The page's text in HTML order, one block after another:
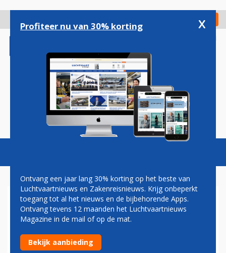
gaan
Check in
Magazine Podcasts Vacatures
VISTARA START
SAMENWERKING MET AIR
FRANCE-KLM IN INDIA
Profiteer nu van 30% korting x
Ontvang een jaar lang 30% korting op het beste van
Luchtvaartnieuws en Zakenreisnieuws. Krijg onbeperkt
toegang tot al het nieuws en de bijbehorende Apps.
Ontvang tevens 12 maanden het Luchtvaartnieuws
Magazine in de mail of op de mat.
Bekijk aanbieding